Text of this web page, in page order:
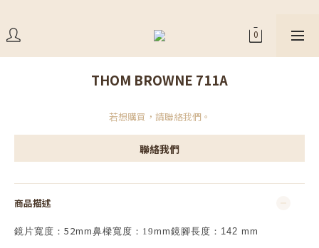
THOM BROWNE 711A
若想購買，請聯絡我們。
聯絡我們
商品描述
鏡片寬度： 52mm鼻樑寬度：19 mm鏡腳長度： 142 mm